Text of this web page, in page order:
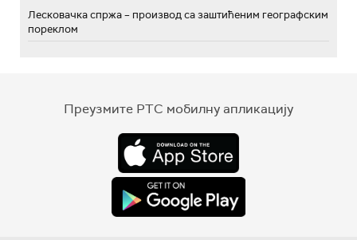
Лесковачка спржа – производ са заштићеним географским
пореклом
Преузмите РТС мобилну апликацију